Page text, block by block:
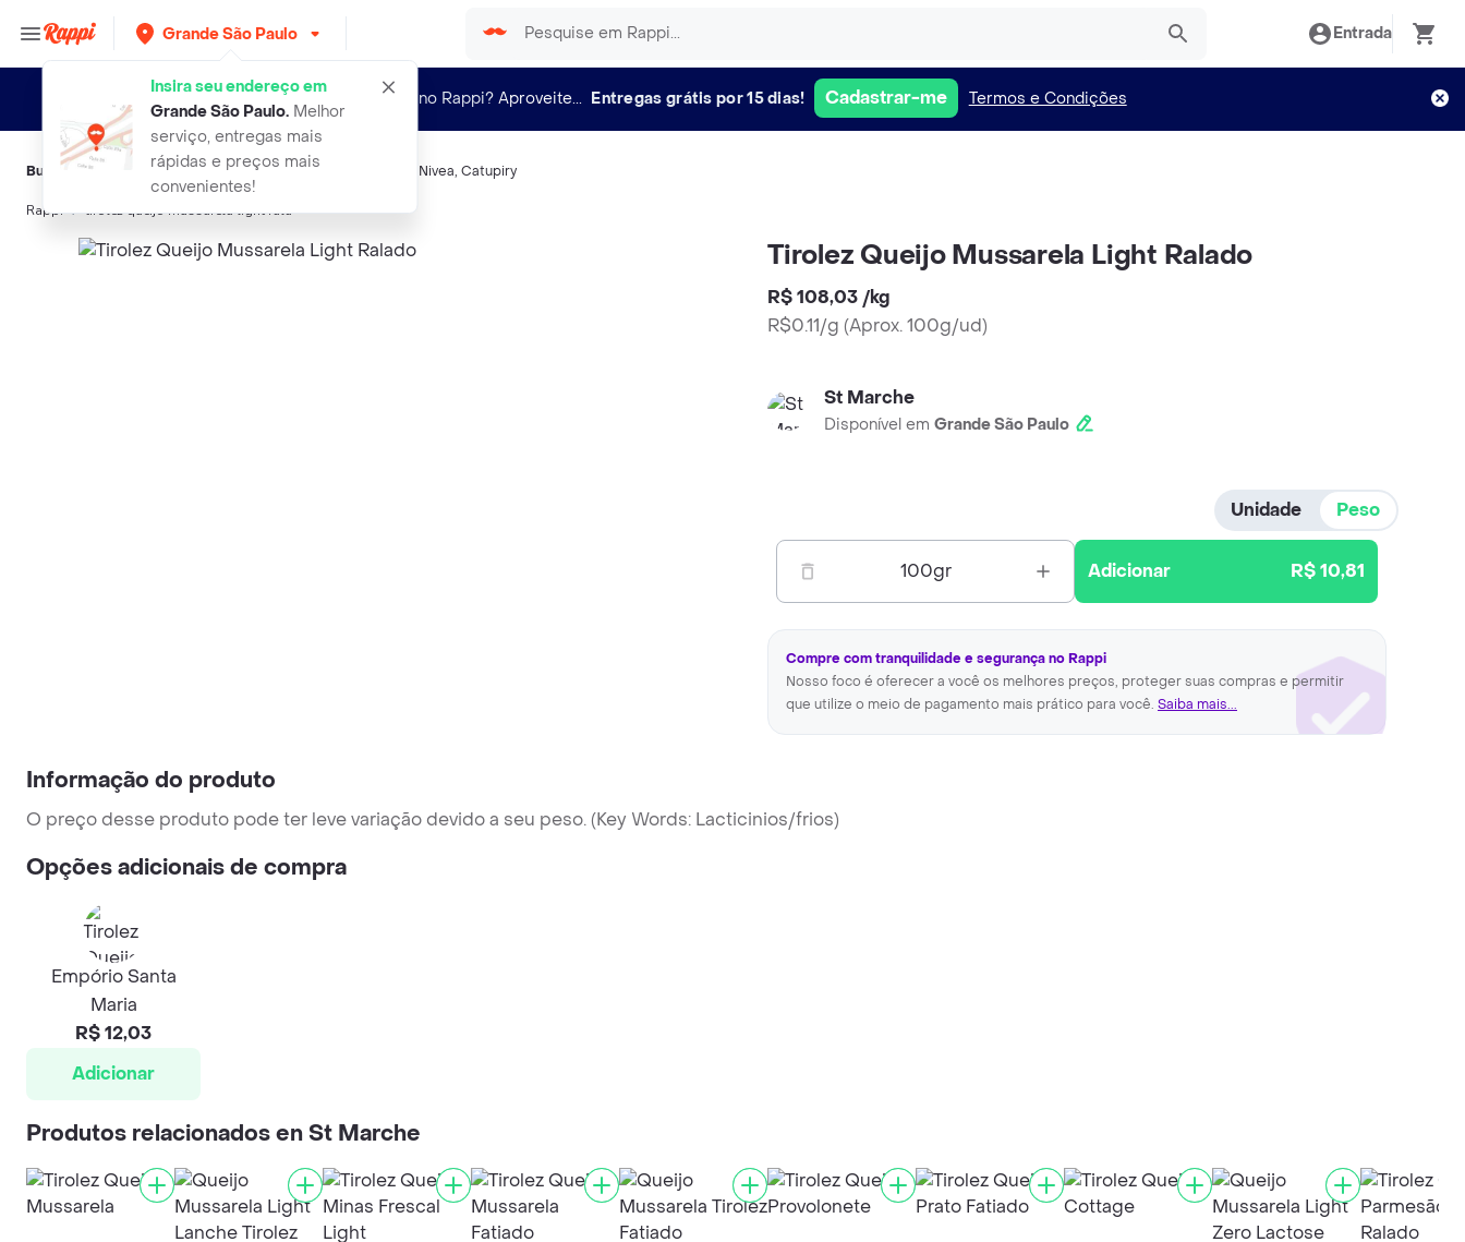
Grande São Paulo
Insira seu endereço em
Grande São Paulo.Melhor
serviço, entregas mais
rápidas e preços mais
convenientes!
Entrada
Novo no Rappi? Aproveite... Entregas grátis por 15 dias! Cadastrar-me Termos e Condições
Buscas relacionadas:Queijos semiduros,Tirolez Nivea, Catupiry
Rappi tirolez queijo mussarela light rala
Tirolez Queijo Mussarela Light Ralado
R$ 108,03 /kg
R$0.11/g (Aprox. 100g/ud)
St Marche
Disponível em Grande São Paulo
Unidade Peso
100gr Adicionar R$ 10,81
Compre com tranquilidade e segurança no Rappi
Nosso foco é oferecer a você os melhores preços, proteger suas compras e permitir
que utilize o meio de pagamento mais prático para você. Saiba mais...
Informação do produto
O preço desse produto pode ter leve variação devido a seu peso. (Key Words: Lacticinios/frios)
Opções adicionais de compra
Empório Santa
Maria
R$ 12,03
Adicionar
Produtos relacionados en St Marche